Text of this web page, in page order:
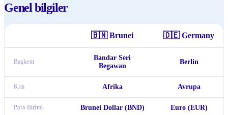
Genel bilgiler
🇧🇳 Brunei 🇩🇪 Germany
Başkent
Bandar Seri
Begawan
Berlin
Kıta Afrika Avrupa
Para Birimi Brunei Dollar (BND) Euro (EUR)